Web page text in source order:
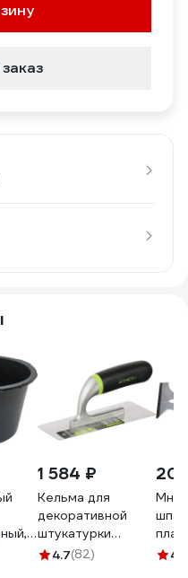
1 584 ₽
Кельма для
декоративной
штукатурки
Armero, 200х77
4.7(82) 4.6